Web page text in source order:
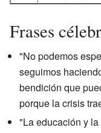
Frases
"No podemos
seguimos
bendición que
porque la crisis
"La educación y